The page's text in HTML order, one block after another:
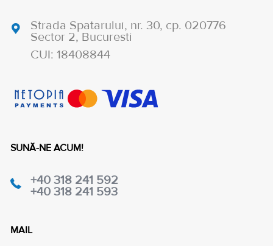
Strada Spatarului, nr. 30, cp. 020776
Sector 2, Bucuresti
CUI: 18408844
SUNĂ-NE ACUM!
+40 318 241 592
+40 318 241 593
MAIL